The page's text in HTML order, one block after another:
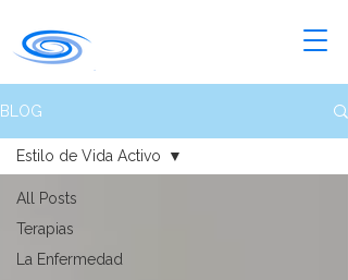
BLOG
All Posts
Terapias
La Enfermedad
Estilo de Vida Activo